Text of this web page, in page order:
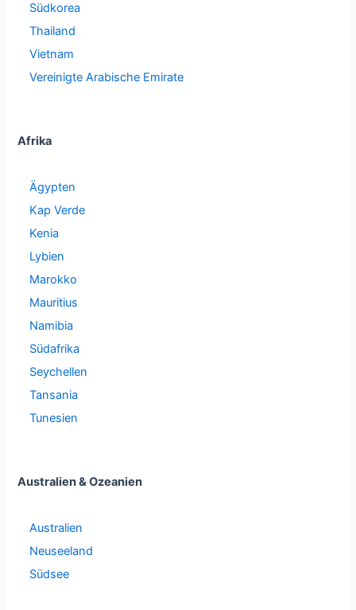
Südkorea
Thailand
Vietnam
Vereinigte Arabische Emirate
Afrika
Ägypten
Kap Verde
Kenia
Lybien
Marokko
Mauritius
Namibia
Südafrika
Seychellen
Tansania
Tunesien
Australien & Ozeanien
Australien
Neuseeland
Südsee